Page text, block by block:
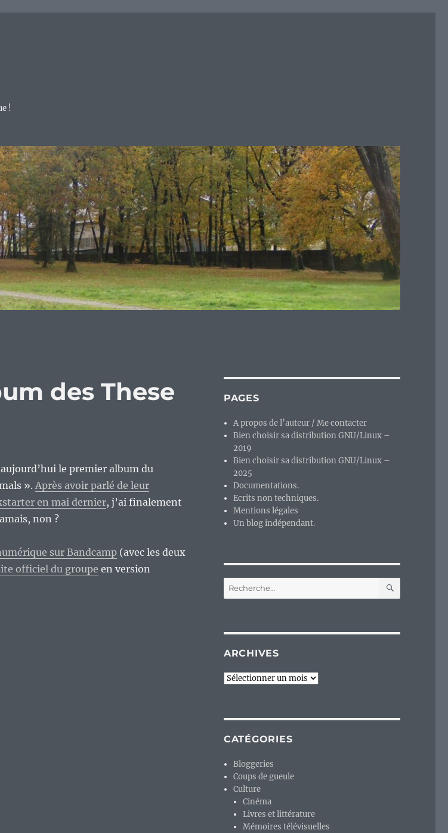
!
des These
le premier album du
». Après avoir parlé de leur
en mai dernier, j’ai finalement
non ?
sur Bandcamp(avec les deux
officiel du groupe en version
PAGES
A propos de l’auteur / Me contacter
Bien choisir sa distribution GNU/Linux –
2019
Bien choisir sa distribution GNU/Linux –
2025
Documentations.
Ecrits non techniques.
Mentions légales
Un blog indépendant.
Recherche
pour :
ARCHIVES
Archives
CATÉGORIES
Bloggeries
Coups de gueule
Culture
Cinéma
Livres et littérature
Mémoires télévisuelles